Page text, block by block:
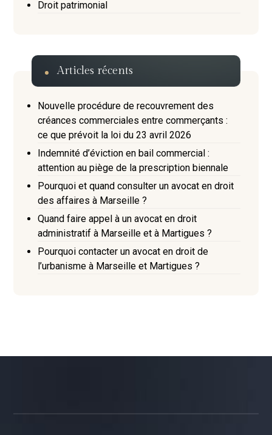
Droit patrimonial
Articles récents
Nouvelle procédure de recouvrement des
créances commerciales entre commerçants :
ce que prévoit la loi du 23 avril 2026
Indemnité d’éviction en bail commercial :
attention au piège de la prescription biennale
Pourquoi et quand consulter un avocat en droit
des affaires à Marseille ?
Quand faire appel à un avocat en droit
administratif à Marseille et à Martigues ?
Pourquoi contacter un avocat en droit de
l’urbanisme à Marseille et Martigues ?